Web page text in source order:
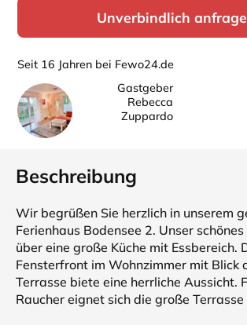
Unverbindlich
Seit 16 Jahren bei Fewo24.de
Gastgeber
Rebecca
Zuppardo
Beschreibung
Wir begrüßen Sie herzlich in unserem
Ferienhaus Bodensee 2. Unser
über eine große Küche mit Essbereich.
Fensterfront im Wohnzimmer mit Blick
Terrasse biete eine herrliche Aussicht.
Raucher eignet sich die große